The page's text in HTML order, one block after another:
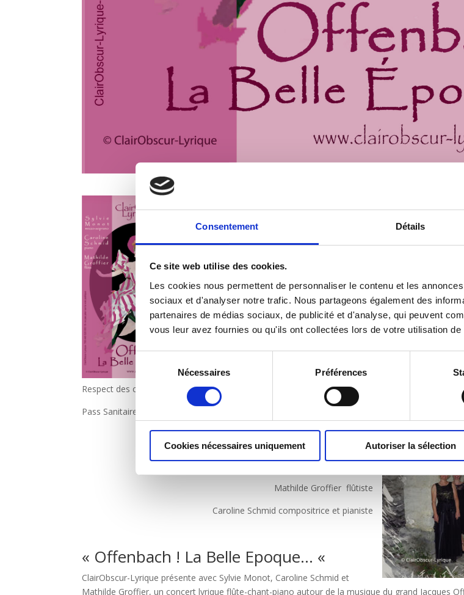
Consentement Détails
Ce site web utilise des cookies.
Les cookies nous permettent de personnaliser le contenu et les
sociaux et d'analyser notre trafic. Nous partageons également des
partenaires de médias sociaux, de publicité et d'analyse, qui peuvent
vous leur avez fournies ou qu'ils ont collectées lors de votre utilisation
Sélection
du
consentement
Nécessaires Préférences
Cookies nécessaires uniquement Autoriser la sélection
Vendredi 27 août 2021 à 20h00
Samedi 28 août 2021 à 20h00
Dimanche 29 août 2021 à 15h00
Notre été à Dijon
Hôtel de Vogüé – Cour Carrée (repli salle des Gardes en cas de pluie)
Dijon
Pas de réservation
Entrée libre – Participation au chapeau
Respect des consignes sanitaires (masques, gestes barrière)
Pass Sanitaire obligatoire
Sylvie Monot chanteuse lyrique soliste mezzo-soprano
Mathilde Groffier flûtiste
Caroline Schmid compositrice et pianiste
« Offenbach ! La Belle Epoque… «
ClairObscur-Lyrique présente avec Sylvie Monot, Caroline Schmid et
Mathilde Groffier, un concert lyrique flûte-chant-piano autour de la musique du grand Jacques